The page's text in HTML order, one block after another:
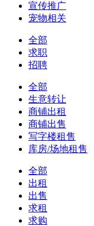
宣传推广
宠物相关
全部
求职
招聘
全部
生意转让
商铺出租
商铺出售
写字楼租售
库房/场地租售
全部
出租
出售
求租
求购